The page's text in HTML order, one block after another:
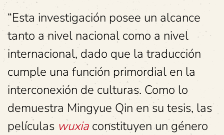
“Esta investigación posee un alcance
tanto a nivel nacional como a nivel
internacional, dado que la traducción
cumple una función primordial en la
interconexión de culturas. Como lo
demuestra Mingyue Qin en su tesis, las
películas wuxia constituyen un género